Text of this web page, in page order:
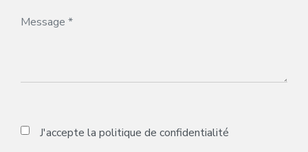
J'accepte la politique de confidentialité